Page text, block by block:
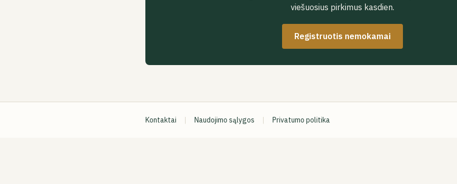
viešuosius pirkimus kasdien.
Registruotis nemokamai
Kontaktai | Naudojimo sąlygos | Privatumo politika